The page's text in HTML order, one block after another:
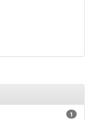
1